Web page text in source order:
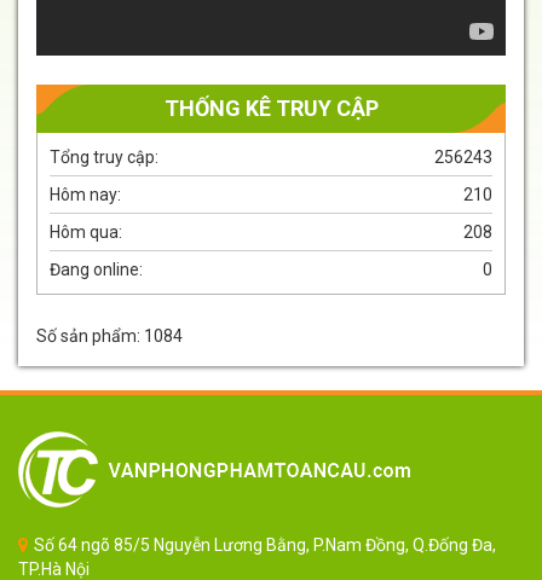
THỐNG KÊ TRUY CẬP
256243
Tổng truy cập:
210
Hôm nay:
208
Hôm qua:
0
Đang online:
Số sản phẩm: 1084
Số 64 ngõ 85/5 Nguyễn Lương Bằng, P.Nam Đồng, Q.Đống Đa,
TP.Hà Nội